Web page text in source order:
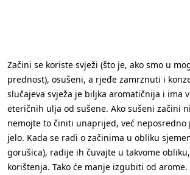
Začini se koriste svježi (što je, ako smo u
prednost), osušeni, a rjeđe zamrznuti i
slučajeva svježa je biljka aromatičnija i ima
eteričnih ulja od sušene. Ako sušeni začini
nemojte to činiti unaprijed, već neposredno
jelo. Kada se radi o začinima u obliku
gorušica), radije ih čuvajte u takvome
korištenja. Tako će manje izgubiti od arome.